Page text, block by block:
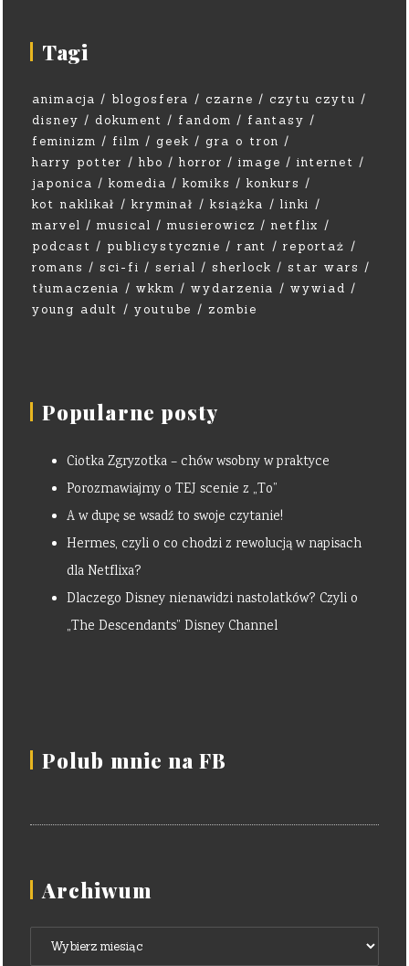
Tagi
animacja blogosfera czarne
czytu czytu
disney
dokument fandom
fantasy
feminizm
film geek
gra o tron
harry potter
hbo horror image
internet
japonica
komedia komiks
konkurs
kot naklikał
kryminał książka
linki
marvel
musical musierowicz
netflix
podcast
publicystycznie rant
reportaż
romans
sci-fi serial sherlock
star wars
tłumaczenia
wkkm wydarzenia
wywiad
young adult
youtube zombie
Popularne posty
Ciotka Zgryzotka – chów wsobny w praktyce
Porozmawiajmy o TEJ scenie z „To”
A w dupę se wsadź to swoje czytanie!
Hermes, czyli o co chodzi z rewolucją w napisach
dla Netflixa?
Dlaczego Disney nienawidzi nastolatków? Czyli o
„The Descendants” Disney Channel
Polub mnie na FB
Archiwum
Archiwum